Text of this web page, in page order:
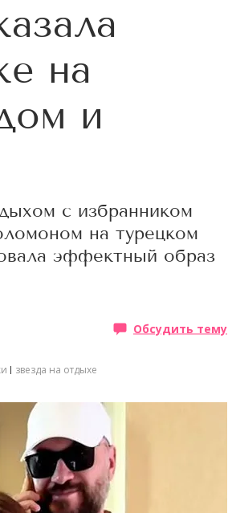
на
и
с избранником
на турецком
эффектный образ
Обсудить тему
звезда на отдыхе